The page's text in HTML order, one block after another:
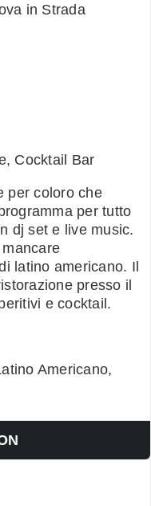
in Strada
Cocktail Bar
per coloro che
per tutto
dj set e live music.
latino americano. Il
presso il
e cocktail.
Americano,